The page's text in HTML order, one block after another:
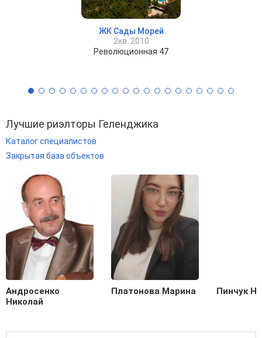
ЖК Сады Морей
2кв. 2010
Революционная 47
Лучшие риэлторы Геленджика
Каталог специалистов
Закрытая база объектов
Андросенко
Николай
Платонова Марина Пинчук